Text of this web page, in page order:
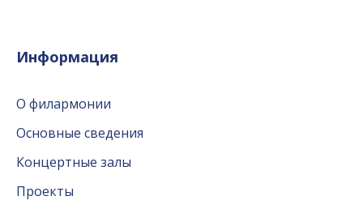
Информация
О филармонии
Основные сведения
Концертные залы
Проекты